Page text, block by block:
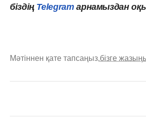
біздің Telegramарнамыздан
Мәтіннен қате тапсаңыз,бізге